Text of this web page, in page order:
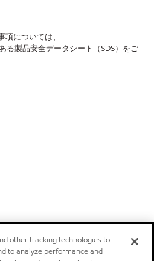
については、
る製品安全データシート（SDS）をご
other tracking technologies to
to analyze performance and